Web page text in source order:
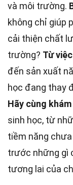
và môi trường.
không chỉ giúp
cải thiện chất
trường? Từ việc
đến sản xuất
học đang thay
Hãy cùng khám
sinh học, từ
tiềm năng
trước những gì
tương lai của